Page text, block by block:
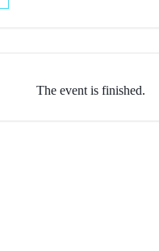
The event is finished.